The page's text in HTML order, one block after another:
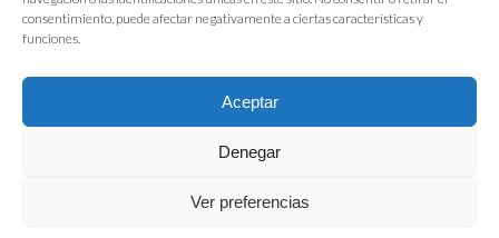
consentimiento, puede afectar negativamente a ciertas características y
funciones.
Aceptar
Denegar
Ver preferencias
FIAB Federación Española de Industrias de la Alimentación y Bebidas